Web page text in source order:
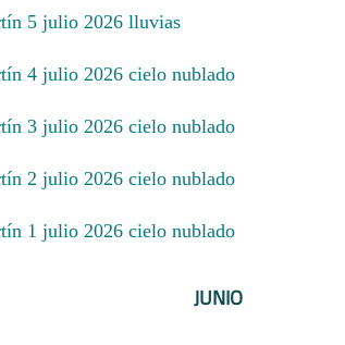
5 julio 2026 lluvias
4 julio 2026 cielo nublado
3 julio 2026 cielo nublado
2 julio 2026 cielo nublado
1 julio 2026 cielo nublado
JUNIO